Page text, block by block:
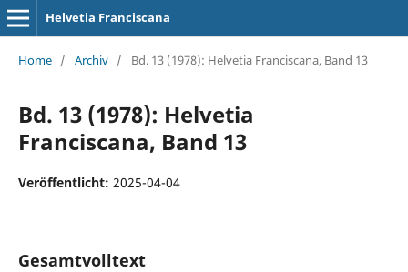
Helvetia Franciscana
Home / Archiv / Bd. 13 (1978): Helvetia Franciscana, Band 13
Bd. 13 (1978): Helvetia
Franciscana, Band 13
Veröffentlicht: 2025-04-04
Gesamtvolltext